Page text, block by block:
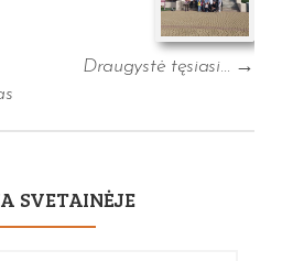
Draugystė tęsiasi… →
SVETAINĖJE